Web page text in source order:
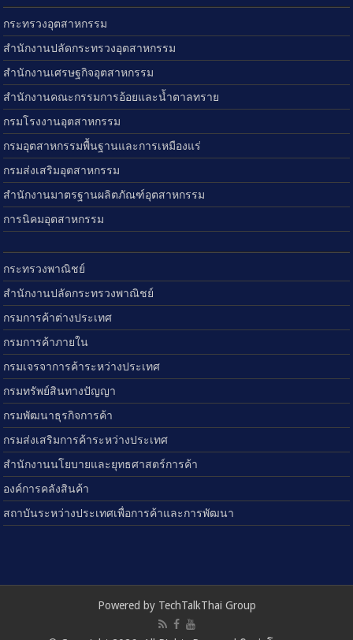
กระทรวงอุตสาหกรรม
สำนักงานปลัดกระทรวงอุตสาหกรรม
สำนักงานเศรษฐกิจอุตสาหกรรม
สำนักงานคณะกรรมการอ้อยและน้ำตาลทราย
กรมโรงงานอุตสาหกรรม
กรมอุตสาหกรรมพื้นฐานและการเหมืองแร่
กรมส่งเสริมอุตสาหกรรม
สำนักงานมาตรฐานผลิตภัณฑ์อุตสาหกรรม
การนิคมอุตสาหกรรม
กระทรวงพาณิชย์
สำนักงานปลัดกระทรวงพาณิชย์
กรมการค้าต่างประเทศ
กรมการค้าภายใน
กรมเจรจาการค้าระหว่างประเทศ
กรมทรัพย์สินทางปัญญา
กรมพัฒนาธุรกิจการค้า
กรมส่งเสริมการค้าระหว่างประเทศ
สำนักงานนโยบายและยุทธศาสตร์การค้า
องค์การคลังสินค้า
สถาบันระหว่างประเทศเพื่อการค้าและการพัฒนา
Powered by TechTalkThai Group